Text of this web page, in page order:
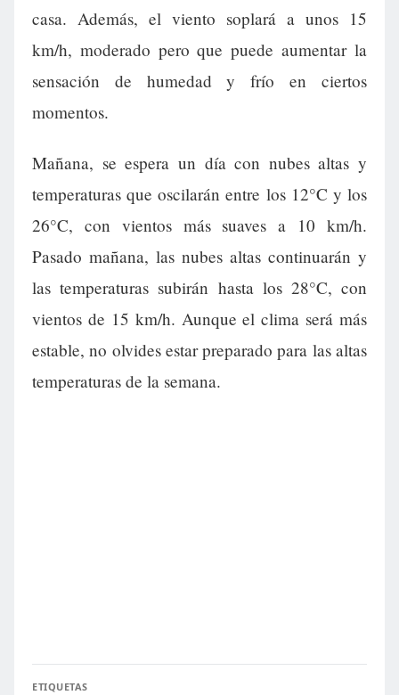
casa. Además, el viento soplará a unos 15
km/h, moderado pero que puede aumentar la
sensación de humedad y frío en ciertos
momentos.
Mañana, se espera un día con nubes altas y
temperaturas que oscilarán entre los 12°C y los
26°C, con vientos más suaves a 10 km/h.
Pasado mañana, las nubes altas continuarán y
las temperaturas subirán hasta los 28°C, con
vientos de 15 km/h. Aunque el clima será más
estable, no olvides estar preparado para las altas
temperaturas de la semana.
ETIQUETAS